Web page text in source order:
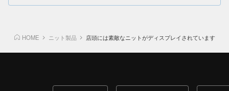
HOME ニット製品 店頭には素敵なニットがディスプレイされています